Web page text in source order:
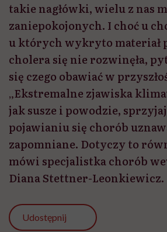
takie nagłówki, wielu z nas
zaniepokojonych. I choć u
u których wykryto materiał
cholera się nie rozwinęła,
się czego obawiać w
„Ekstremalne zjawiska
jak susze i powodzie,
pojawianiu się chorób
zapomniane. Dotyczy to
mówi specjalistka chorób
Diana Stettner-Leonkiewicz.
Udostępnij